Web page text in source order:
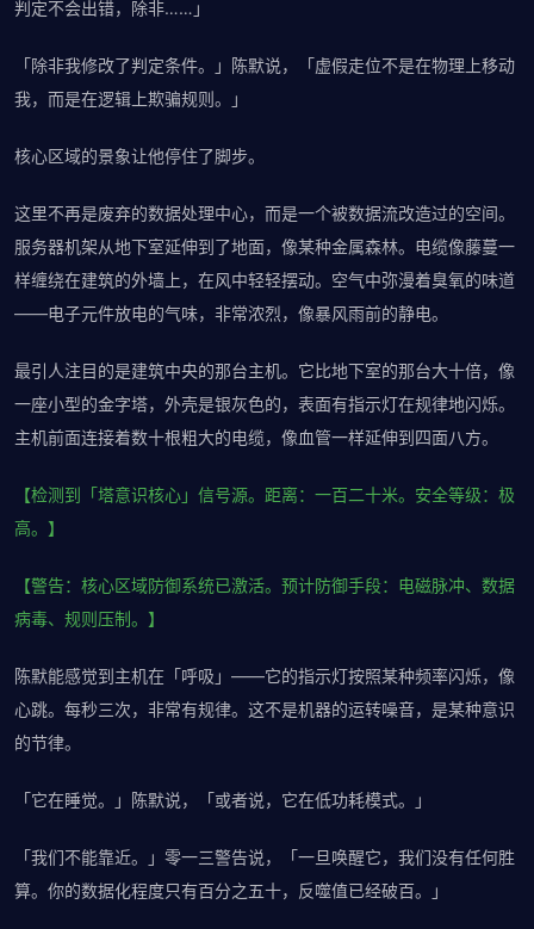
判定不会出错，除非……」
「除非我修改了判定条件。」陈默说，「虚假走位不是在物理上移动
我，而是在逻辑上欺骗规则。」
核心区域的景象让他停住了脚步。
这里不再是废弃的数据处理中心，而是一个被数据流改造过的空间。
服务器机架从地下室延伸到了地面，像某种金属森林。电缆像藤蔓一
样缠绕在建筑的外墙上，在风中轻轻摆动。空气中弥漫着臭氧的味道
——电子元件放电的气味，非常浓烈，像暴风雨前的静电。
最引人注目的是建筑中央的那台主机。它比地下室的那台大十倍，像
一座小型的金字塔，外壳是银灰色的，表面有指示灯在规律地闪烁。
主机前面连接着数十根粗大的电缆，像血管一样延伸到四面八方。
【检测到「塔意识核心」信号源。距离：一百二十米。安全等级：极
高。】
【警告：核心区域防御系统已激活。预计防御手段：电磁脉冲、数据
病毒、规则压制。】
陈默能感觉到主机在「呼吸」——它的指示灯按照某种频率闪烁，像
心跳。每秒三次，非常有规律。这不是机器的运转噪音，是某种意识
的节律。
「它在睡觉。」陈默说，「或者说，它在低功耗模式。」
「我们不能靠近。」零一三警告说，「一旦唤醒它，我们没有任何胜
算。你的数据化程度只有百分之五十，反噬值已经破百。」